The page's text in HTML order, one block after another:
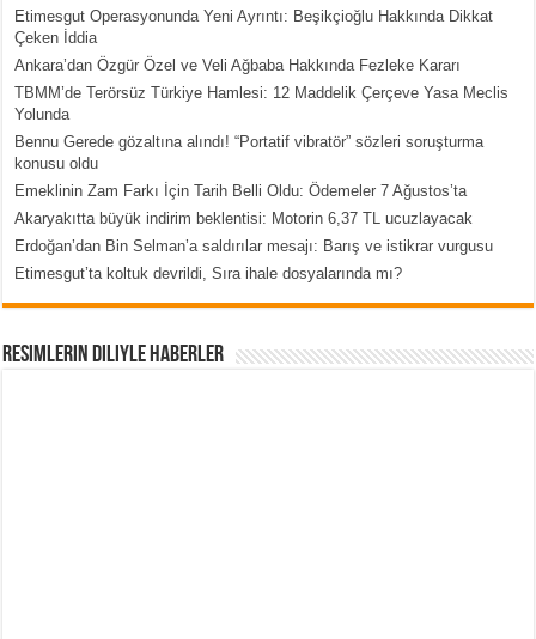
Etimesgut Operasyonunda Yeni Ayrıntı: Beşikçioğlu Hakkında Dikkat
Çeken İddia
Ankara’dan Özgür Özel ve Veli Ağbaba Hakkında Fezleke Kararı
TBMM’de Terörsüz Türkiye Hamlesi: 12 Maddelik Çerçeve Yasa Meclis
Yolunda
Bennu Gerede gözaltına alındı! “Portatif vibratör” sözleri soruşturma
konusu oldu
Emeklinin Zam Farkı İçin Tarih Belli Oldu: Ödemeler 7 Ağustos’ta
Akaryakıtta büyük indirim beklentisi: Motorin 6,37 TL ucuzlayacak
Erdoğan’dan Bin Selman’a saldırılar mesajı: Barış ve istikrar vurgusu
Etimesgut’ta koltuk devrildi, Sıra ihale dosyalarında mı?
Resimlerin Diliyle Haberler